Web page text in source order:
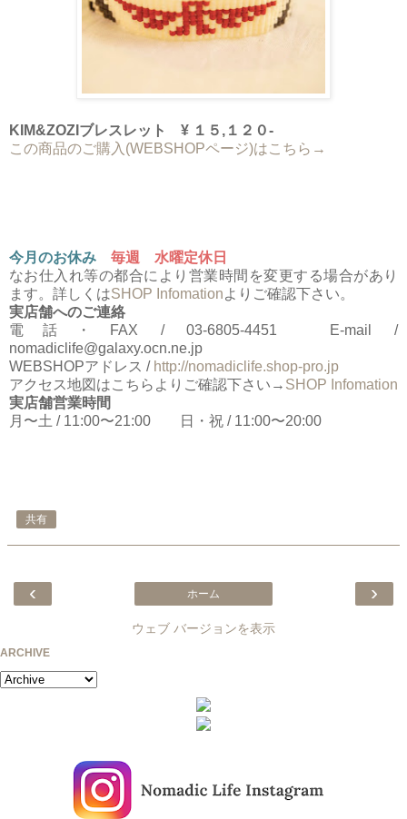
KIM&ZOZIブレスレット ¥ １５,１２０-
この商品のご購入(WEBSHOPページ)はこちら→
今月のお休み
毎週 水曜定休日
なお仕入れ等の都合により営業時間を変更する場合があり
ます。詳しくはSHOP Infomationよりご確認下さい。
実店舗へのご連絡
電話・FAX / 03-6805-4451 E-mail /
nomadiclife@galaxy.ocn.ne.jp
WEBSHOPアドレス / http://nomadiclife.shop-pro.jp
アクセス地図はこちらよりご確認下さい→ SHOP Infomation
実店舗営業時間
月〜土 / 11:00〜21:00 日・祝 / 11:00〜20:00
共有
‹ ›
ホーム
ウェブ バージョンを表示
ARCHIVE